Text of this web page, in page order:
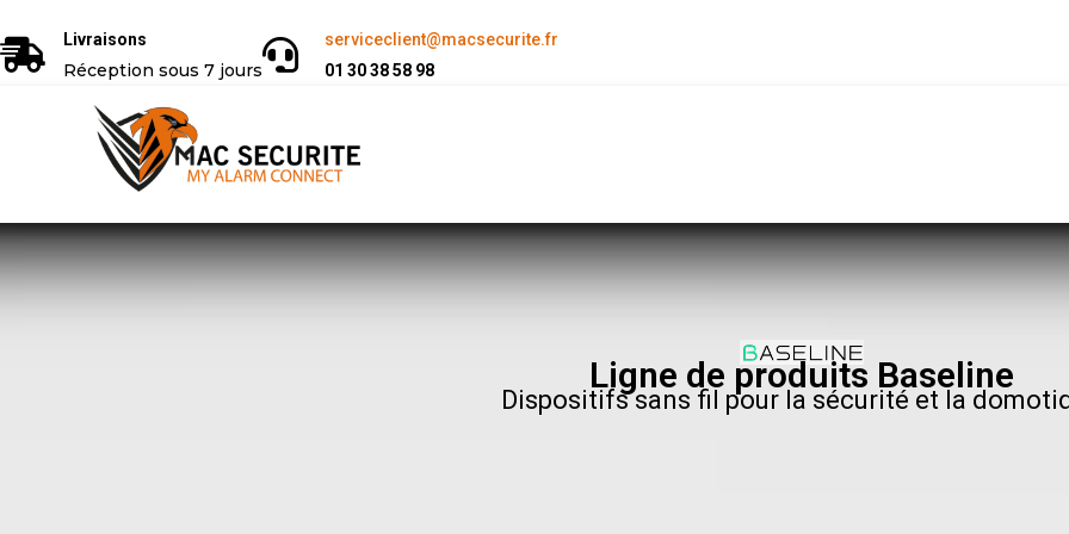
Livraisons
Réception sous 7 jours
serviceclient@macsecurite.fr
01 30 38 58 98
Ligne de produits Baseline
Dispositifs sans fil pour la sécurité et la